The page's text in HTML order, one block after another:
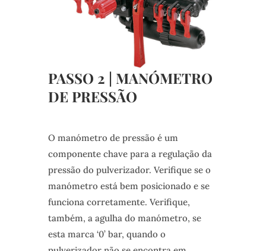
PASSO 2 | MANÓMETRO
DE PRESSÃO
O manómetro de pressão é um
componente chave para a regulação da
pressão do pulverizador. Verifique se o
manómetro está bem posicionado e se
funciona corretamente. Verifique,
também, a agulha do manómetro, se
esta marca ‘0’ bar, quando o